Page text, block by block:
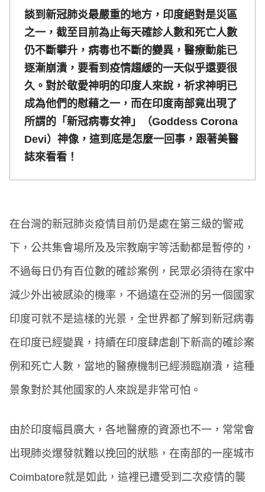
談到新冠肺炎最嚴重的地方，印度絕對是災區
之一，截至目前為止每天確診人數和死亡人數
仍不斷攀升，病毒也不斷的變異，醫療動能已
逐漸崩潰，要看到疫情趨緩的一天似乎還要很
久。對於敬愛神明的印度人來說，祈求神明已
成為他們的慰藉之一，而在印度南部竟出現了
所謂的「新冠病毒女神」（Goddess Corona
Devi）神像，這到底是怎麼一回事，跟著美醫
誌來看看！
在台灣的新冠肺炎疫情目前仍是處在第三級的警戒
下，公共集會場所及及宗教廟宇等活動都是暫停的，
不過每日仍有百位數的確診案例，民眾必須待在家中
減少外出被感染的機率，不過遠在亞洲的另一個國家
印度可就不是這樣的光景，全世界都了解到新冠病毒
在印度已經變異，持續在印度肆虐創下新高的確診案
例和死亡人數，當地的醫療機制已經瀕臨崩潰，這種
景象對於其他國家的人來說是非常可怕。
由於印度幅員廣大，各地醫療的資源也不一，常常會
出現肺炎爆發就難以挽回的狀態，在南部的一座城市
Coimbatore就是如此，這裡已遭受到二次疫情的襲